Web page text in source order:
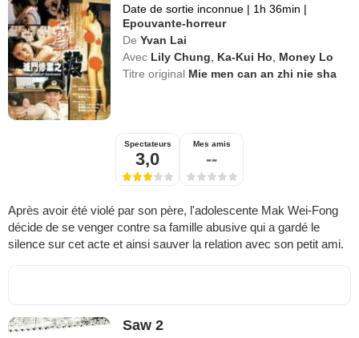
Date de sortie inconnue | 1h 36min |
Epouvante-horreur
De Yvan Lai
Avec Lily Chung, Ka-Kui Ho, Money Lo
Titre original Mie men can an zhi nie sha
Spectateurs
3,0
Mes amis
--
Après avoir été violé par son père, l'adolescente Mak Wei-Fong
décide de se venger contre sa famille abusive qui a gardé le
silence sur cet acte et ainsi sauver la relation avec son petit ami.
Saw 2